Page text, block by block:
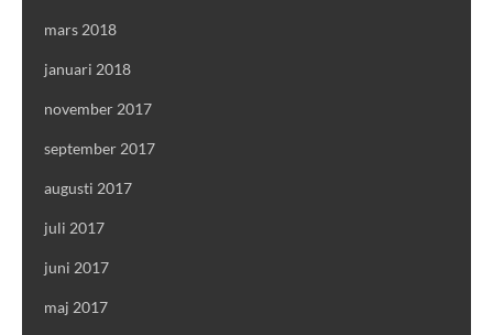
mars 2018
januari 2018
november 2017
september 2017
augusti 2017
juli 2017
juni 2017
maj 2017